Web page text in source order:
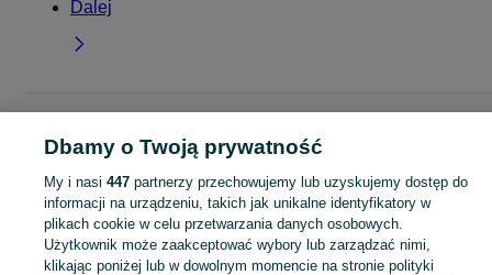
Dalej
Dolnośląskie
Czapki - Legnica
KATEGORIA
ubranko do chrztu dla chłopca,ubranko do chrztu dla dziewczynki,ubranko
Zobacz
Dbamy o Twoją prywatność
My i nasi 447partnerzy przechowujemy lub uzyskujemy dostęp do
informacji na urządzeniu, takich jak unikalne identyfikatory w
plikach cookie w celu przetwarzania danych osobowych.
Użytkownik może zaakceptować wybory lub zarządzać nimi,
klikając poniżej lub w dowolnym momencie na stronie polityki